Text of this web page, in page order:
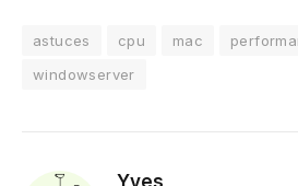
astuces cpu mac
windowserver